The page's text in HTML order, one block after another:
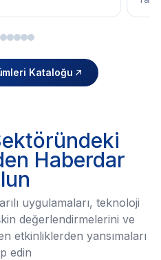
Kataloğu
Haberdar
uygulamaları, teknoloji
değerlendirmelerini ve
etkinliklerden yansımaları
edin